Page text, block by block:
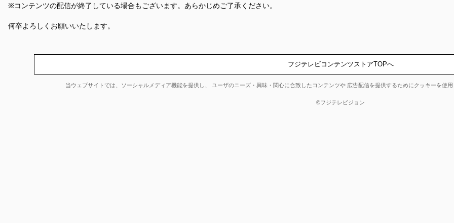
※コンテンツの配信が終了している場合もございます。あらかじめご了承ください。
何卒よろしくお願いいたします。
当ウェブサイトでは、ソーシャルメディア機能を提供し、 ユーザのニーズ・興味・関心に合致したコンテンツや 広告配信を提供するためにクッキーを使
©フジテレビジョン